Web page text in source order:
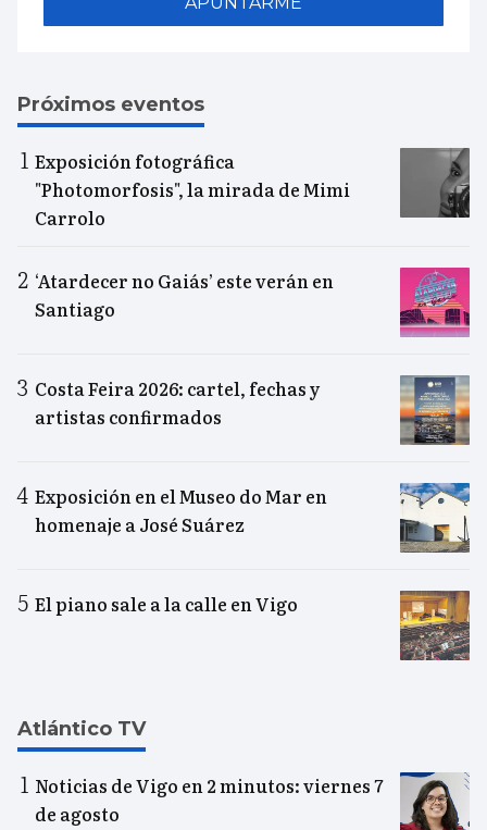
Próximos eventos
Exposición fotográfica
"Photomorfosis", la mirada de Mimi
Carrolo
‘Atardecer no Gaiás’ este verán en
Santiago
Costa Feira 2026: cartel, fechas y
artistas confirmados
Exposición en el Museo do Mar en
homenaje a José Suárez
El piano sale a la calle en Vigo
Atlántico TV
Noticias de Vigo en 2 minutos: viernes 7
de agosto